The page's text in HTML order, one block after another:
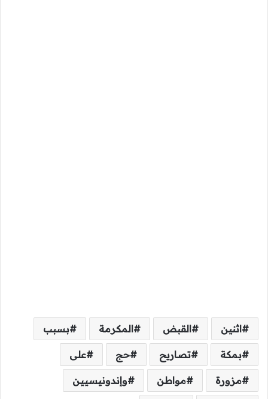
اثنين القبض المكرمة بسبب
بمكة تصاريح حج على
مزورة مواطن وإندونيسيين